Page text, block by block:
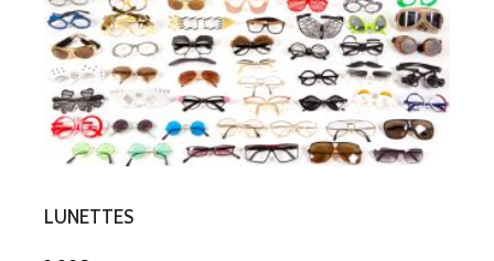
LUNETTES